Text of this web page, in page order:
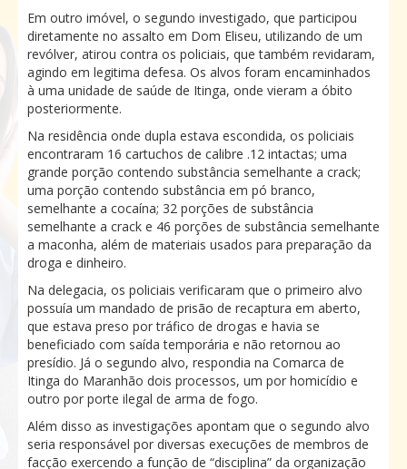
Em outro imóvel, o segundo investigado, que participou
diretamente no assalto em Dom Eliseu, utilizando de um
revólver, atirou contra os policiais, que também revidaram,
agindo em legitima defesa. Os alvos foram encaminhados
à uma unidade de saúde de Itinga, onde vieram a óbito
posteriormente.
Na residência onde dupla estava escondida, os policiais
encontraram 16 cartuchos de calibre .12 intactas; uma
grande porção contendo substância semelhante a crack;
uma porção contendo substância em pó branco,
semelhante a cocaína; 32 porções de substância
semelhante a crack e 46 porções de substância semelhante
a maconha, além de materiais usados para preparação da
droga e dinheiro.
Na delegacia, os policiais verificaram que o primeiro alvo
possuía um mandado de prisão de recaptura em aberto,
que estava preso por tráfico de drogas e havia se
beneficiado com saída temporária e não retornou ao
presídio. Já o segundo alvo, respondia na Comarca de
Itinga do Maranhão dois processos, um por homicídio e
outro por porte ilegal de arma de fogo.
Além disso as investigações apontam que o segundo alvo
seria responsável por diversas execuções de membros de
facção exercendo a função de “disciplina” da organização